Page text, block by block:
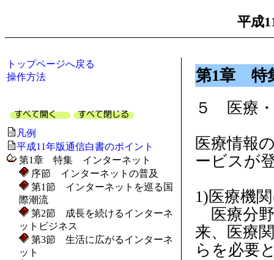
平成
トップページへ戻る
操作方法
凡例
平成11年版通信白書のポイント
第1章 特集 インターネット
序節 インターネットの普及
第1節 インターネットを巡る国
際潮流
第2節 成長を続けるインターネ
ットビジネス
第3節 生活に広がるインターネ
ット
第1章 特
５ 医療
医療情報
ービスが
1)医療機
医療分
来、医療
らを必要